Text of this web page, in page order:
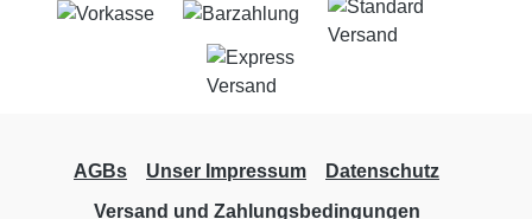
AGBs Unser Impressum
Datenschutz
Versand und Zahlungsbedingungen